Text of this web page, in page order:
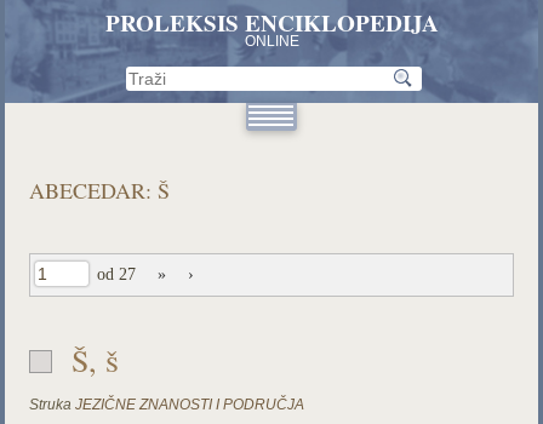
PROLEKSIS ENCIKLOPEDIJA
ONLINE
ABECEDAR: Š
od 27 » ›
Š, š
Struka JEZIČNE ZNANOSTI I PODRUČJA